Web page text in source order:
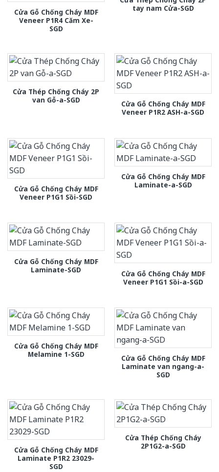
Cửa Gỗ Chống Cháy MDF
Veneer P1R4 Căm Xe-
SGD
tay nam Cửa-SGD
Cửa Thép Chống Cháy 2P
van Gỗ-a-SGD
Cửa Gỗ Chống Cháy MDF
Veneer P1R2 ASH-a-SGD
Cửa Gỗ Chống Cháy MDF
Veneer P1G1 Sồi-SGD
Cửa Gỗ Chống Cháy MDF
Laminate-a-SGD
Cửa Gỗ Chống Cháy MDF
Laminate-SGD
Cửa Gỗ Chống Cháy MDF
Veneer P1G1 Sồi-a-SGD
Cửa Gỗ Chống Cháy MDF
Melamine 1-SGD
Cửa Gỗ Chống Cháy MDF
Laminate van ngang-a-
SGD
Cửa Gỗ Chống Cháy MDF
Laminate P1R2 23029-
SGD
Cửa Thép Chống Cháy
2P1G2-a-SGD